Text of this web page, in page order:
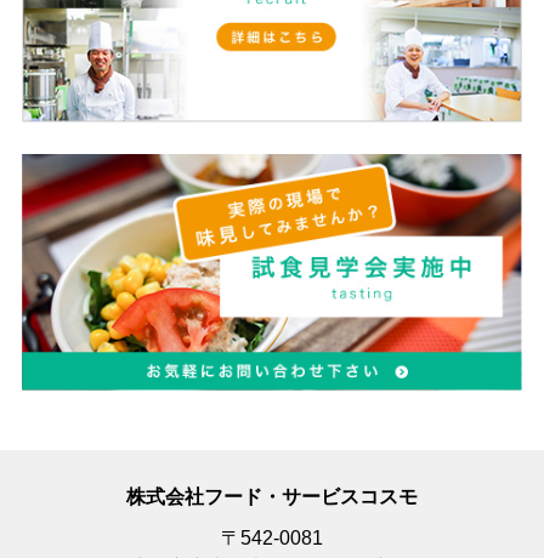
株式会社フード・サービスコスモ
〒542-0081